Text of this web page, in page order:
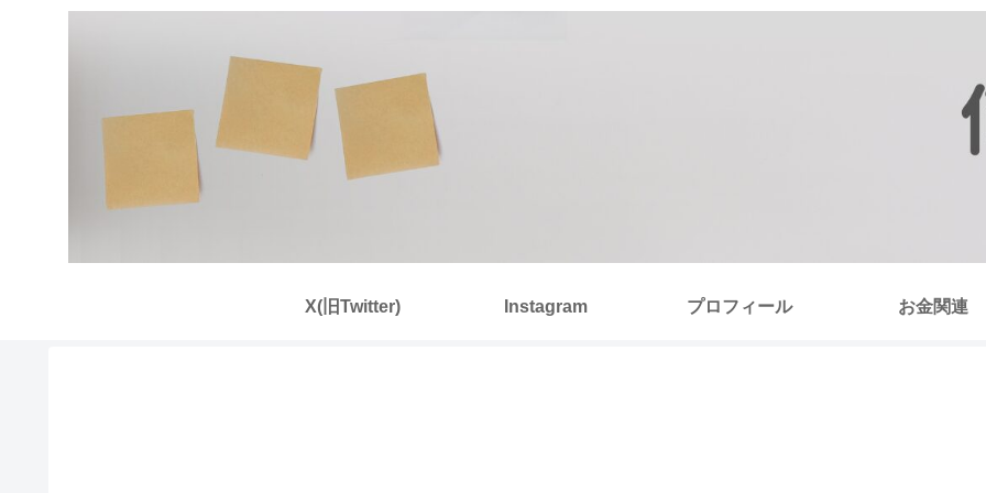
X(旧Twitter) Instagram プロフィール お金関連